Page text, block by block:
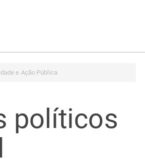
e Ação Pública
políticos